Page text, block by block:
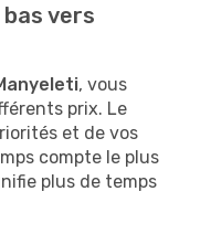
vers
, vous
prix. Le
et de vos
compte le plus
plus de temps